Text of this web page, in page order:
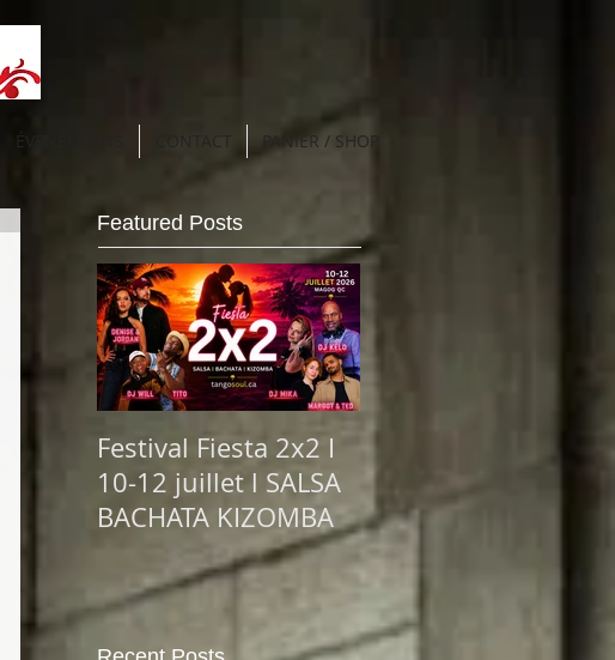
ÉVÉNEMENTS PANIER / SHOP
Featured Posts
Festival Fiesta 2x2 I
10-12 juillet l SALSA
BACHATA KIZOMBA